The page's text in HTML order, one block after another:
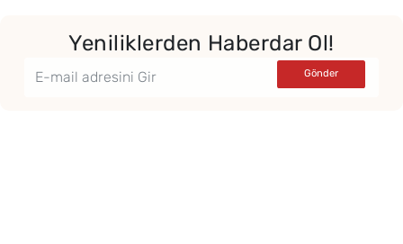
Yeniliklerden Haberdar Ol!